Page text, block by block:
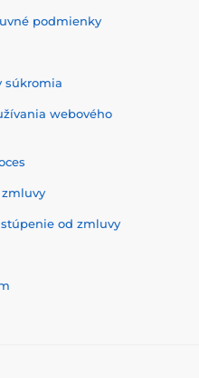
podmienky
súkromia
webového
od zmluvy